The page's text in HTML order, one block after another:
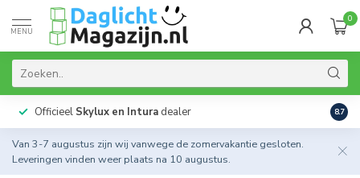
MENU
0
Officieel Skylux en Intura dealer 8.7
Van 3-7 augustus zijn wij vanwege de zomervakantie gesloten.
Leveringen vinden weer plaats na 10 augustus.